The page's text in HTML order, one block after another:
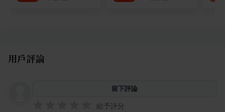
用戶評論
留下評論
給予評分